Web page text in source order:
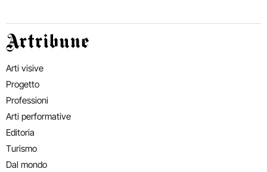
Artribune
Arti visive
Progetto
Professioni
Arti performative
Editoria
Turismo
Dal mondo